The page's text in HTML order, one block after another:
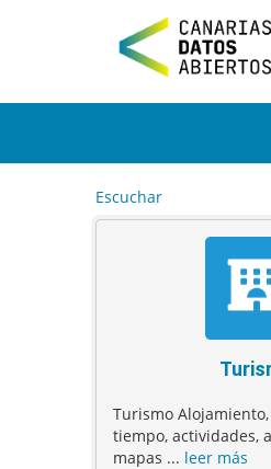
t
Escuchar
Turismo
tiempo, actividades,
mapas ... leer más